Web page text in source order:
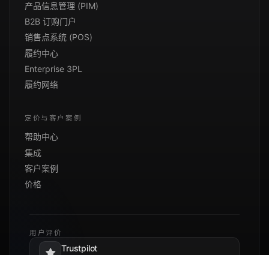
产品信息管理 (PIM)
B2B 订购门户
销售点系统 (POS)
履约中心
Enterprise 3PL
履约网络
定价与客户案例
帮助中心
集成
客户案例
价格
用户评价
Trustpilot